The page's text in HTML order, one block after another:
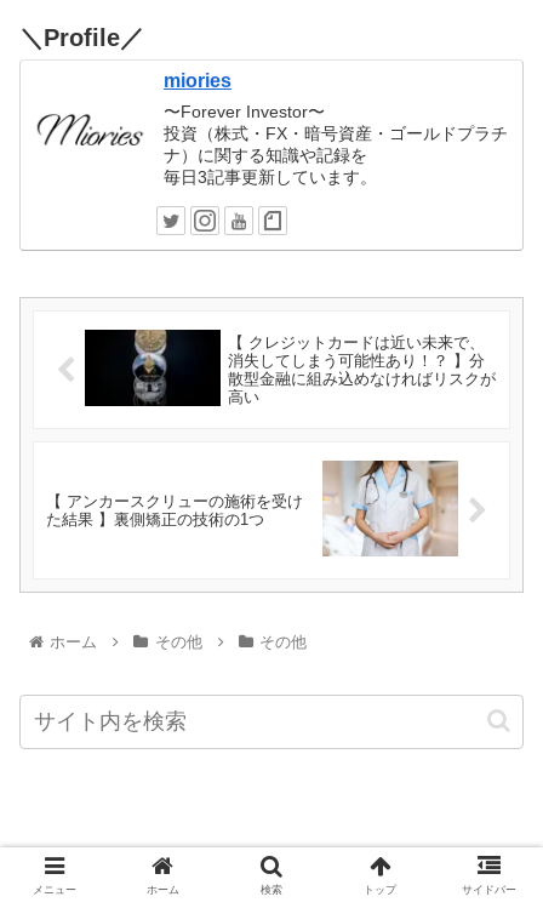
＼Profile／
miories
〜Forever Investor〜
投資（株式・FX・暗号資産・ゴールドプラチ
ナ）に関する知識や記録を
毎日3記事更新しています。
【 クレジットカードは近い未来で、
消失してしまう可能性あり！？ 】分
散型金融に組み込めなければリスクが
高い
【 アンカースクリューの施術を受け
た結果 】裏側矯正の技術の1つ
ホーム その他 その他
Privacy policy
メニュー ホーム 検索 トップ サイドバー